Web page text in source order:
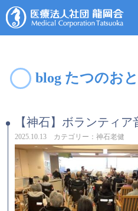
blog たつのお
【神石】ボランティア
2025.10.13 カテゴリー：神石老健